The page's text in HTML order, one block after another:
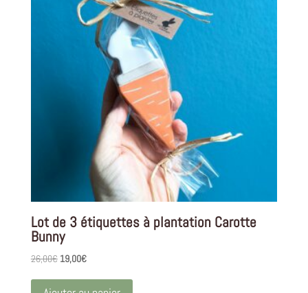
Lot de 3 étiquettes à plantation Carotte
Bunny
26,00€ Le
initial
19,00€Le
actuel